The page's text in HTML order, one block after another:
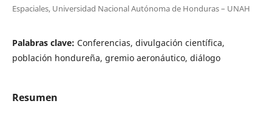
Espaciales, Universidad Nacional Autónoma de Honduras – UNAH
Palabras clave: Conferencias, divulgación científica,
población hondureña, gremio aeronáutico, diálogo
Resumen